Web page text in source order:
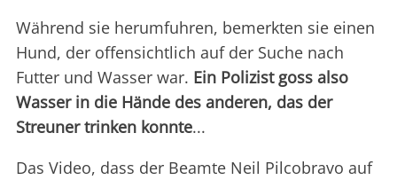
Während sie herumfuhren, bemerkten sie einen
Hund, der offensichtlich auf der Suche nach
Futter und Wasser war. Ein Polizist goss also
Wasser in die Hände des anderen, das der
Streuner trinken konnte...
Das Video, dass der Beamte Neil Pilcobravo auf